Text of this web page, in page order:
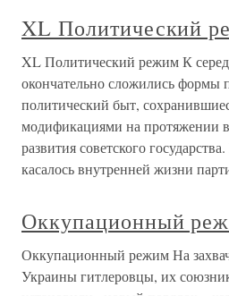
XL Политический
XL Политический режим К
окончательно сложились формы
политический быт,
модификациями на протяжении
развития советского
касалось внутренней жизни
Оккупационный
Оккупационный режим На
Украины гитлеровцы, их